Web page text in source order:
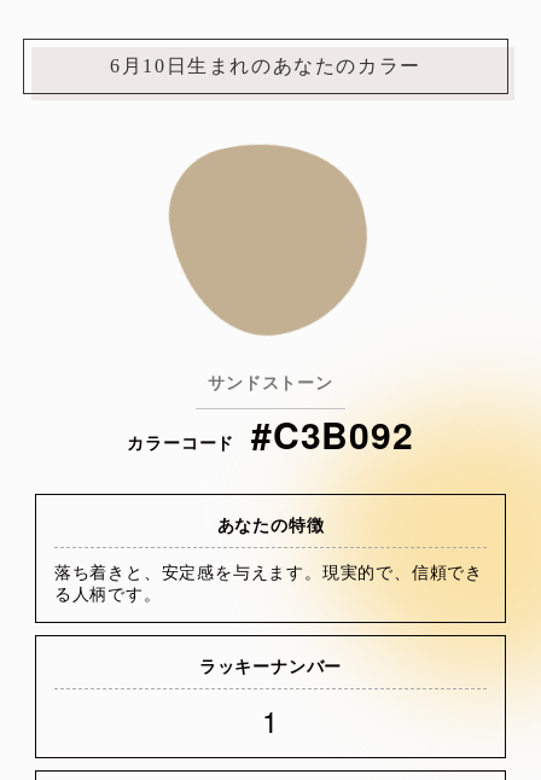
6月10日生まれのあなたのカラー
サンドストーン
カラーコード #C3B092
あなたの特徴
落ち着きと、安定感を与えます。現実的で、信頼でき
る人柄です。
ラッキーナンバー
1